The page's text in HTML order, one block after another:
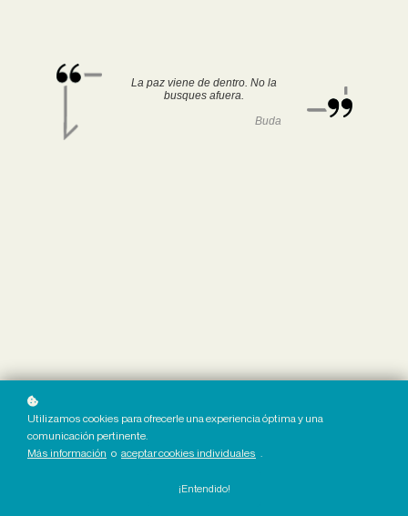
La paz viene de dentro. No la
busques afuera.
Buda
Utilizamos cookies para ofrecerle una experiencia óptima y una
comunicación pertinente.
Más información o aceptar cookies individuales .
¡Entendido!